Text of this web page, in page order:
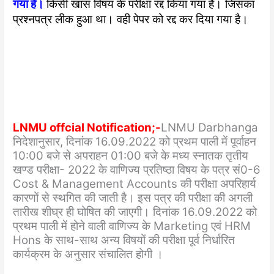
गया है।किसी खास विषय के परीक्षा रद्द किया गया है। जिसका
प्रश्नपत्र लीक हुआ था। वही पेपर को रद्द कर दिया गया है।
LNMU offcial Notification;-LNMU Darbhanga
निदेशानुसार, दिनांक 16.09.2022 को प्रथम पाली में पूर्वाहन
10:00 बजे से अपराहन 01:00 बजे के मध्य स्नातक तृतीय
खण्ड परीक्षा- 2022 के वाणिज्य प्रतिष्ठा विषय के पत्र सं0-6
Cost & Management Accounts की परीक्षा अपरिहार्य
कारणों से स्थगित की जाती है। इस पत्र की परीक्षा की अगली
तारीख शीघ्र ही घोषित की जाएगी। दिनांक 16.09.2022 को
प्रथम पाली में होने वाली वाणिज्य के Marketing एवं HRM
Hons के साथ-साथ अन्य विषयों की परीक्षा पूर्व निर्धारित
कार्यक्रम के अनुसार संचालित होगी ।